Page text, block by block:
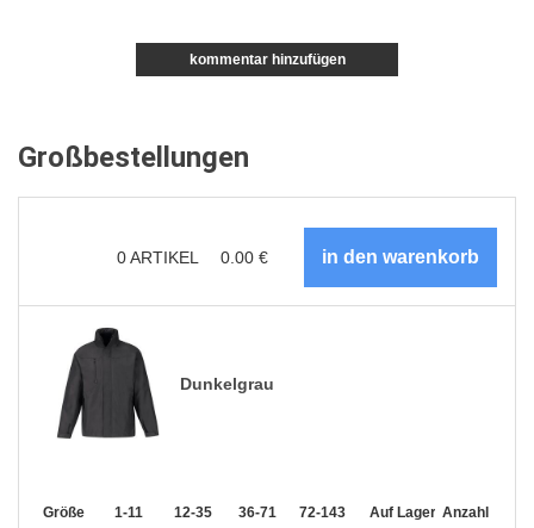
kommentar hinzufügen
Großbestellungen
0ARTIKEL 0.00 €
Dunkelgrau
Größe 1-11 12-35 36-71 72-143 144-287 288 +
Auf Lager Anzahl